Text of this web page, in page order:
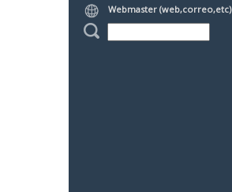
Webmaster (web,correo,etc)